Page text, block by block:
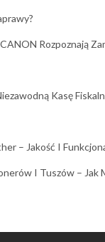
Rozpoznają
Kasę
– Jakość I
I Tuszów – Jak